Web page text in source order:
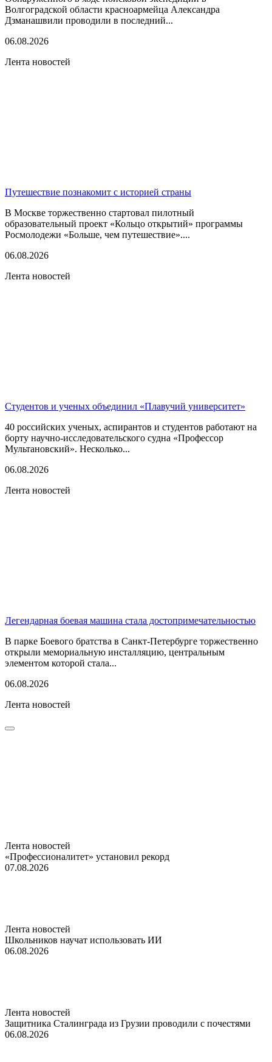
Волгоградской области красноармейца Александра
Дзманашвили проводили в последний...
06.08.2026
Лента новостей
Путешествие познакомит с историей страны
В Москве торжественно стартовал пилотный
образовательный проект «Кольцо открытий» программы
Росмолодежи «Больше, чем путешествие»....
06.08.2026
Лента новостей
Студентов и ученых объединил «Плавучий университет»
40 российских ученых, аспирантов и студентов работают на
борту научно-исследовательского судна «Профессор
Мультановский». Несколько...
06.08.2026
Лента новостей
Легендарная боевая машина стала достопримечательностью
В парке Боевого братства в Санкт-Петербурге торжественно
открыли мемориальную инсталляцию, центральным
элементом которой стала...
06.08.2026
Лента новостей
Лента новостей
«Профессионалитет» установил рекорд
07.08.2026
Лента новостей
Школьников научат использовать ИИ
06.08.2026
Лента новостей
Защитника Сталинграда из Грузии проводили с почестями
06.08.2026